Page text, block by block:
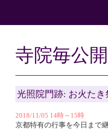
寺院毎公
光照院門跡: お火たき
2018/11/05 14時～15時
京都特有の行事を今日まで